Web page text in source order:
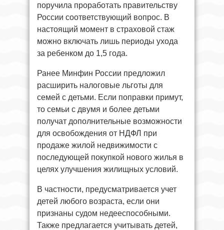
поручила проработать правительству
России соответствующий вопрос. В
настоящий момент в страховой стаж
можно включать лишь периоды ухода
за ребенком до 1,5 года.
Ранее Минфин России предложил
расширить налоговые льготы для
семей с детьми. Если поправки примут,
то семьи с двумя и более детьми
получат дополнительные возможности
для освобождения от НДФЛ при
продаже жилой недвижимости с
последующей покупкой нового жилья в
целях улучшения жилищных условий.
В частности, предусматривается учет
детей любого возраста, если они
признаны судом недееспособными.
Также предлагается учитывать детей,